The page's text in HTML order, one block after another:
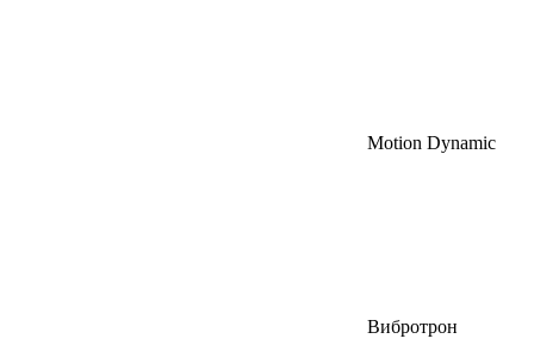
Motion Dynamic
Вибротрон